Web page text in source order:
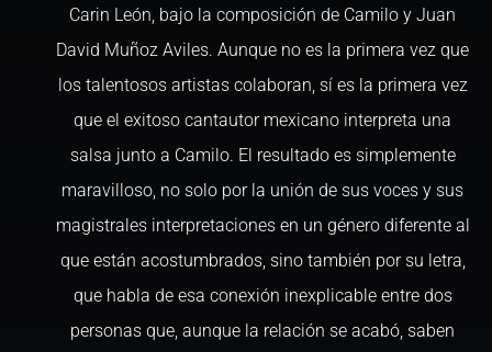
Carin León, bajo la composición de Camilo y Juan
David Muñoz Aviles. Aunque no es la primera vez que
los talentosos artistas colaboran, sí es la primera vez
que el exitoso cantautor mexicano interpreta una
salsa junto a Camilo. El resultado es simplemente
maravilloso, no solo por la unión de sus voces y sus
magistrales interpretaciones en un género diferente al
que están acostumbrados, sino también por su letra,
que habla de esa conexión inexplicable entre dos
personas que, aunque la relación se acabó, saben